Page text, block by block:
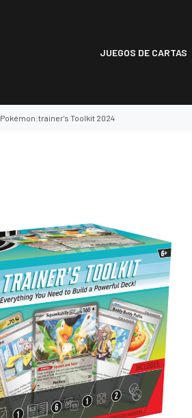
JUEGOS DE CARTAS
Pokémon:trainer's Toolkit 2024